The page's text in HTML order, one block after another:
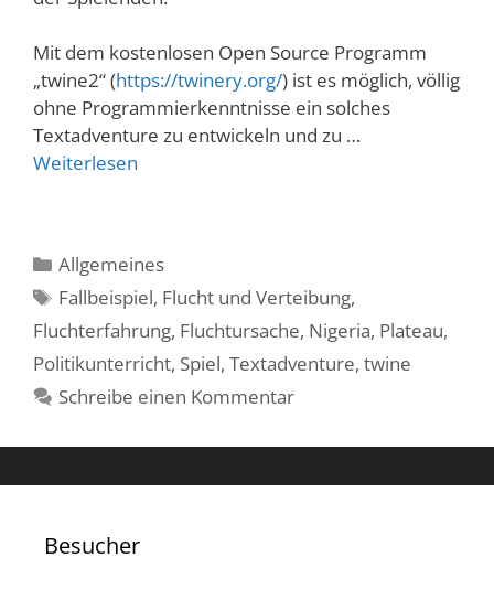
Mit dem kostenlosen Open Source Programm
„twine2“ (https://twinery.org/) ist es möglich, völlig
ohne Programmierkenntnisse ein solches
Textadventure zu entwickeln und zu …
Weiterlesen
Kategorien
Allgemeines
Schlagwörter
Fallbeispiel, Flucht und Verteibung,
Fluchterfahrung, Fluchtursache, Nigeria, Plateau,
Politikunterricht, Spiel, Textadventure, twine
Schreibe einen Kommentar
Besucher